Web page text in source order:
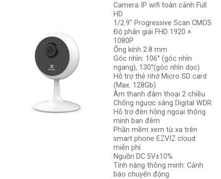
Camera IP wifi toàn cảnh Full
HD
1/2.9″ Progressive Scan CMOS
Độ phân giải FHD 1920 ×
1080P
Ống kính 2.8 mm
Góc nhìn: 106° (góc nhìn
ngang), 130°(góc nhìn dọc)
Hỗ trợ thẻ nhớ Micro SD card
(Max. 128Gb)
Âm thanh đàm thoại 2 chiều
Chống ngược sáng Digital WDR
Hỗ trợ đèn hồng ngoại thông
minh ban đêm
Phần mềm xem từ xa trên
smart phone EZVIZ cloud
miễn phí
Nguồn DC 5V±10%
Tính năng thông minh: Cảnh
báo chuyển động